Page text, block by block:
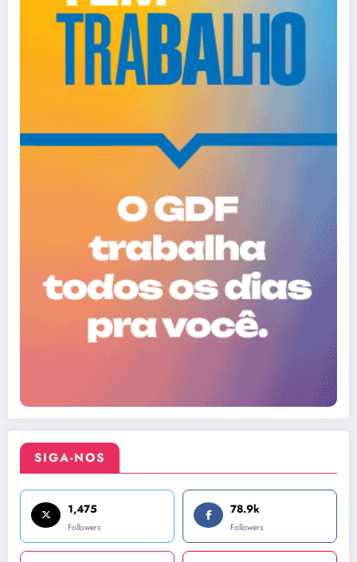
SIGA-NOS
1,475
Followers
78.9k
Followers